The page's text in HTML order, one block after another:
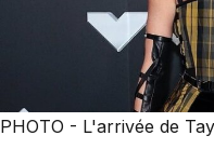
PHOTO - L'arrivée de